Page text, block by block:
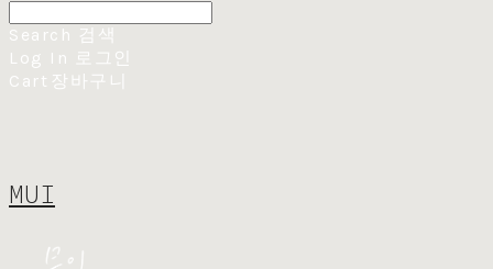
Search 검색
Log In 로그인
Cart 장바구니
MUI